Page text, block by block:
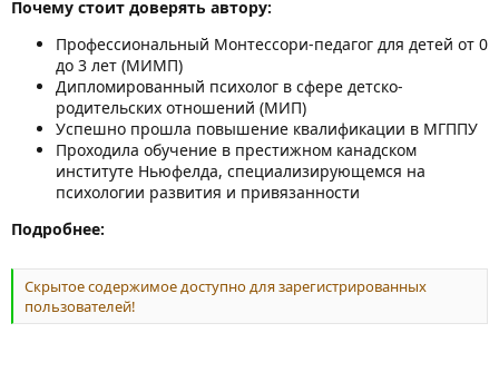
Почему стоит доверять автору:
Профессиональный Монтессори-педагог для детей от 0
до 3 лет (МИМП)
Дипломированный психолог в сфере детско-
родительских отношений (МИП)
Успешно прошла повышение квалификации в МГППУ
Проходила обучение в престижном канадском
институте Ньюфелда, специализирующемся на
психологии развития и привязанности
Подробнее:
Скрытое содержимое доступно для зарегистрированных
пользователей!